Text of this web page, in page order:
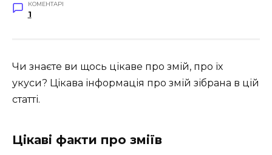
КОМЕНТАРІ
1
Чи знаєте ви щось цікаве про змій, про їх
укуси? Цікава інформація про змій зібрана в цій
статті.
Цікаві факти про зміїв